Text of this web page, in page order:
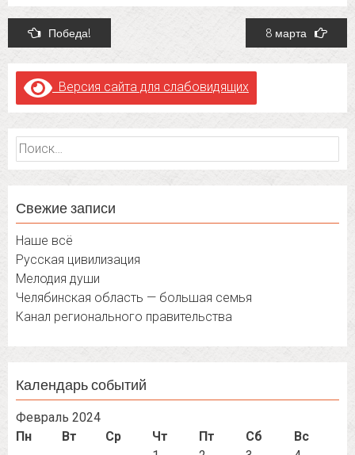
Post
navigation
Победа! 8 марта
Версия сайта для слабовидящих
Найти:
Свежие записи
Наше всё
Русская цивилизация
Мелодия души
Челябинская область — большая семья
Канал регионального правительства
Календарь событий
Февраль 2024
Пн
Вт Ср Чт Пт Сб
Вс